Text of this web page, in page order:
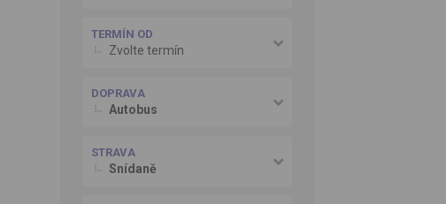
TERMÍN OD
Zvolte termín
DOPRAVA
Autobus
STRAVA
Snídaně